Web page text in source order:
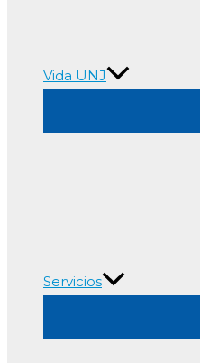
Vida UNJ
Servicios